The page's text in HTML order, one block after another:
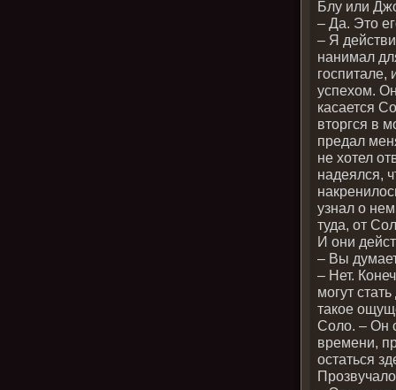
Блу или
– Да. Это
– Я
нанимал
успехом.
касается
вторгся в
предал
не хотел
надеялся,
узнал о
туда, от
И они
– Вы
– Нет.
могут
такое
Соло. – Он
времени,
остаться